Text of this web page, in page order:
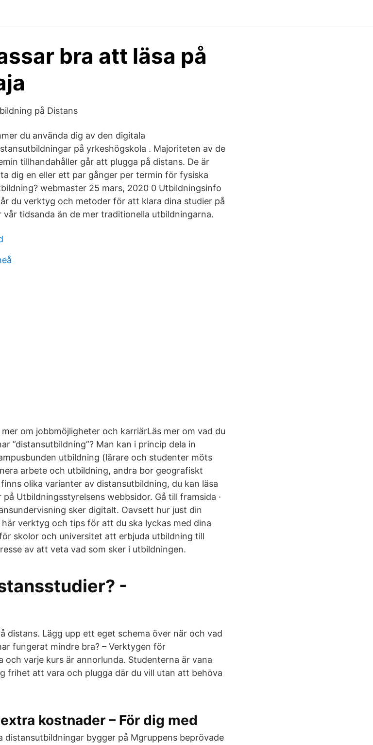
bra att läsa på
på Distans
du använda dig av den digitala
på yrkeshögskola . Majoriteten av de
tillhandahåller går att plugga på distans. De är
dig en eller ett par gånger per termin för fysiska
webmaster 25 mars, 2020 0 Utbildningsinfo
du verktyg och metoder för att klara dina studier på
tidsanda än de mer traditionella utbildningarna.
om jobbmöjligheter och karriärLäs mer om vad du
”distansutbildning”? Man kan i princip dela in
utbildning (lärare och studenter möts
arbete och utbildning, andra bor geografiskt
olika varianter av distansutbildning, du kan läsa
Utbildningsstyrelsens webbsidor. Gå till framsida ·
sker digitalt. Oavsett hur just din
verktyg och tips för att du ska lyckas med dina
skolor och universitet att erbjuda utbildning till
av att veta vad som sker i utbildningen.
-
distans. Lägg upp ett eget schema över när och vad
fungerat mindre bra? – Verktygen för
och varje kurs är annorlunda. Studenterna är vana
frihet att vara och plugga där du vill utan att behöva
kostnader – För dig med
distansutbildningar bygger på Mgruppens beprövade